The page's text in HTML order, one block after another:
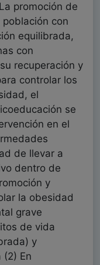
promoción de
con
equilibrada,
con
recuperación y
controlar los
el
se
en el
de llevar a
dentro de
y
la obesidad
grave
de vida
y
En